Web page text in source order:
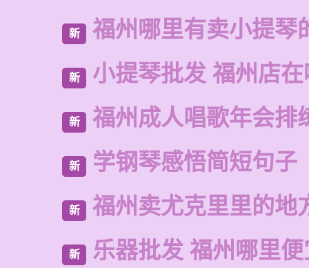
新 福州哪里有卖小提琴
新 小提琴批发 福州店
新 福州成人唱歌年会排
新 学钢琴感悟简短句子
新 福州卖尤克里里的地
新 乐器批发 福州哪里